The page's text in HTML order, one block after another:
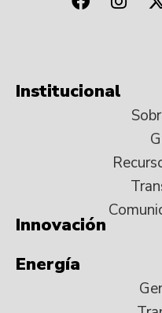
Institucional
Innovación
Energía